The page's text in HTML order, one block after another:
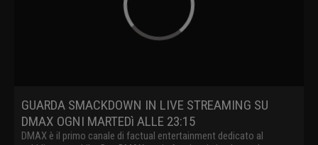
GUARDA SMACKDOWN IN LIVE STREAMING SU
DMAX OGNI MARTEDì ALLE 23:15
DMAX è il primo canale di factual entertainment dedicato al